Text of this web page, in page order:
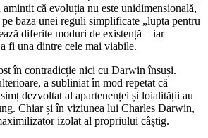
că evoluția nu este unidimensională,
pe baza unei reguli simplificate „lupta pentru
diferite moduri de existență – iar
fi una dintre cele mai viabile.
în contradicție nici cu Darwin însuși.
a subliniat în mod repetat că
dezvoltat al apartenenței și loialității au
Chiar și în viziunea lui Charles Darwin,
izolat al propriului câștig.